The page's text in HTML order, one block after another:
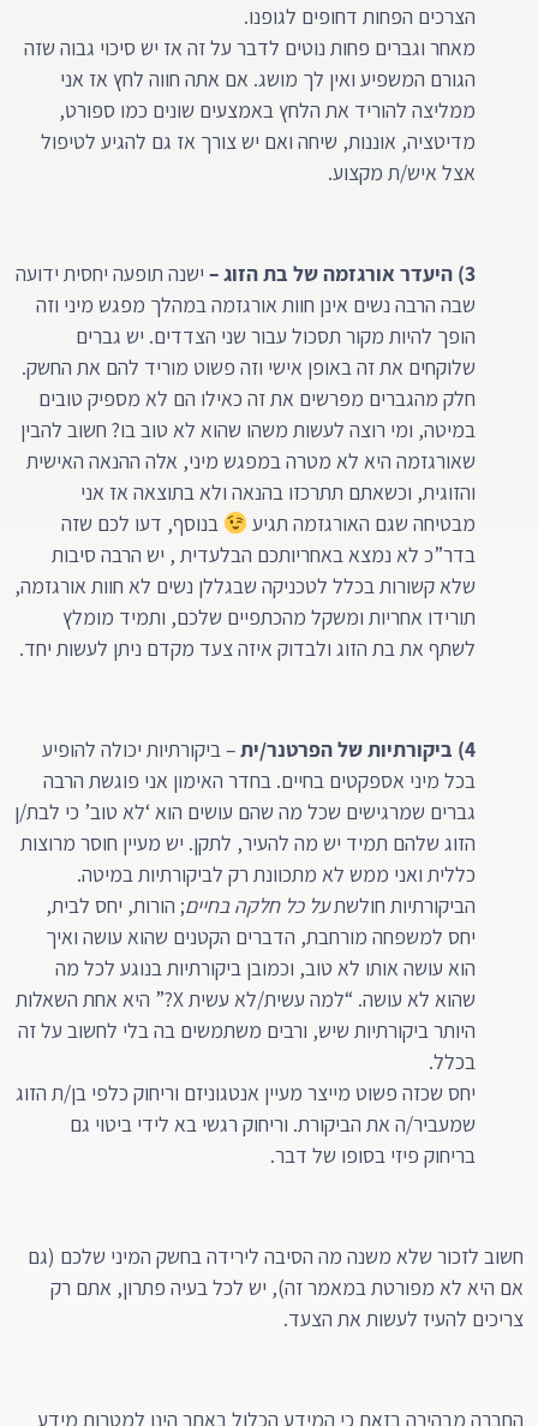
הצרכים הפחות דחופים לגופנו.
מאחר וגברים פחות נוטים לדבר על זה אז יש סיכוי גבוה שזה
הגורם המשפיע ואין לך מושג. אם אתה חווה לחץ אז אני
ממליצה להוריד את הלחץ באמצעים שונים כמו ספורט,
מדיטציה, אוננות, שיחה ואם יש צורך אז גם להגיע לטיפול
אצל איש/ת מקצוע.
3) היעדר אורגזמה של בת הזוג –
ישנה תופעה יחסית ידועה
שבה הרבה נשים אינן חוות אורגזמה במהלך מפגש מיני וזה
הופך להיות מקור תסכול עבור שני הצדדים. יש גברים
שלוקחים את זה באופן אישי וזה פשוט מוריד להם את החשק.
חלק מהגברים מפרשים את זה כאילו הם לא מספיק טובים
במיטה, ומי רוצה לעשות משהו שהוא לא טוב בו? חשוב להבין
שאורגזמה היא לא מטרה במפגש מיני, אלה ההנאה האישית
והזוגית, וכשאתם תתרכזו בהנאה ולא בתוצאה אז אני
מבטיחה שגם האורגזמה תגיע
בנוסף, דעו לכם שזה
בדר”כ לא נמצא באחריותכם הבלעדית , יש הרבה סיבות
שלא קשורות בכלל לטכניקה שבגללן נשים לא חוות אורגזמה,
תורידו אחריות ומשקל מהכתפיים שלכם, ותמיד מומלץ
לשתף את בת הזוג ולבדוק איזה צעד מקדם ניתן לעשות יחד.
4) ביקורתיות של הפרטנר/ית
– ביקורתיות יכולה להופיע
בכל מיני אספקטים בחיים. בחדר האימון אני פוגשת הרבה
גברים שמרגישים שכל מה שהם עושים הוא ‘לא טוב’ כי לבת/ן
הזוג שלהם תמיד יש מה להעיר, לתקן. יש מעיין חוסר מרוצות
כללית ואני ממש לא מתכוונת רק לביקורתיות במיטה.
הביקורתיות חולשתעל כל חלקה בחיים; הורות, יחס לבית,
יחס למשפחה מורחבת, הדברים הקטנים שהוא עושה ואיך
הוא עושה אותו לא טוב, וכמובן ביקורתיות בנוגע לכל מה
שהוא לא עושה. “למה עשית/לא עשית X?” היא אחת השאלות
היותר ביקורתיות שיש, ורבים משתמשים בה בלי לחשוב על זה
בכלל.
יחס שכזה פשוט מייצר מעיין אנטגוניזם וריחוק כלפי בן/ת הזוג
שמעביר/ה את הביקורת. וריחוק רגשי בא לידי ביטוי גם
בריחוק פיזי בסופו של דבר.
חשוב לזכור שלא משנה מה הסיבה לירידה בחשק המיני שלכם (גם
אם היא לא מפורטת במאמר זה), יש לכל בעיה פתרון, אתם רק
צריכים להעיז לעשות את הצעד.
החברה מבהירה בזאת כי המידע הכלול באתר הינו למטרות מידע